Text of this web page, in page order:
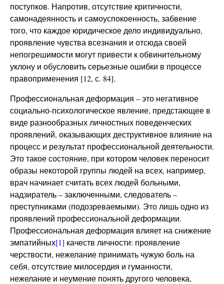
поступков. Напротив, отсутствие критичности,
самонадеянность и самоуспокоенность, забвение
того, что каждое юридическое дело индивидуально,
проявление чувства всезнания и отсюда своей
непогрешимости могут привести к обвинительному
уклону и обусловить серьезные ошибки в процессе
правоприменения [12, с. 84].
Профессиональная деформация – это негативное
социально-психологическое явление, предстающее в
виде разнообразных личностных поведенческих
проявлений, оказывающих деструктивное влияние на
процесс и результат профессиональной деятельности.
Это такое состояние, при котором человек переносит
образы некоторой группы людей на всех, например,
врач начинает считать всех людей больными,
надзиратель – заключенными, следователь –
преступниками (подозреваемыми). Это лишь одно из
проявлений профессиональной деформации.
Профессиональная деформация влияет на снижение
эмпатийных[1] качеств личности: проявление
черствости, нежелание принимать чужую боль на
себя, отсутствие милосердия и гуманности,
нежелание и неумение понять другого человека,